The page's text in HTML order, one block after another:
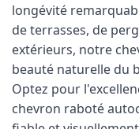
longévité
de terrasses, de
extérieurs, notre
beauté naturelle du
Optez pour
chevron raboté